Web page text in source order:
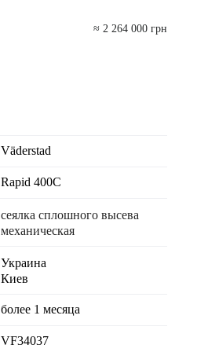
≈ 2 264 000 грн
Väderstad
Rapid 400C
сеялка сплошного высева
механическая
Украина
Киев
более 1 месяца
VF34037